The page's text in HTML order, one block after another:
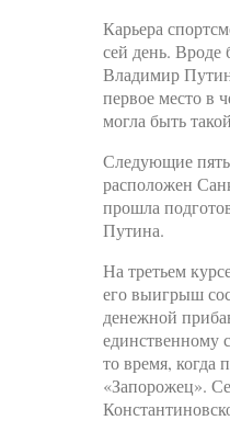
Карьера
сей день. Вроде
Владимир
первое место в
могла быть
Следующие
расположен
прошла
Путина.
На третьем
его выигрыш
денежной
единственному
то время, когда
«Запорожец».